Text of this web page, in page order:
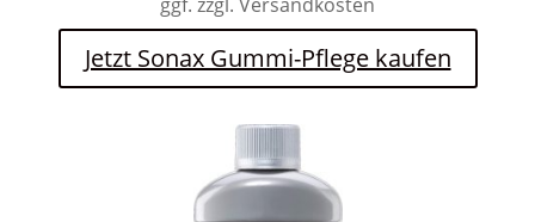
Jetzt Sonax Gummi-Pflege kaufen